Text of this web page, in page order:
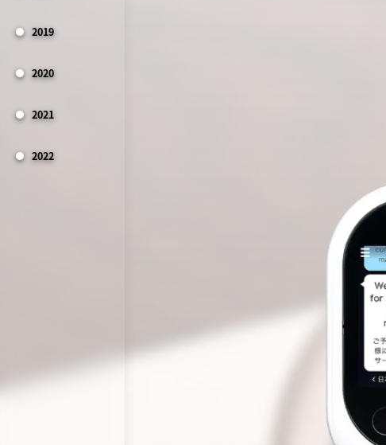
2019
2020
2021
2022